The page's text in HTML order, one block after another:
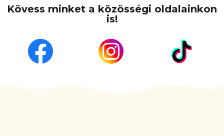
Kövess minket a közösségi oldalainkon
is!